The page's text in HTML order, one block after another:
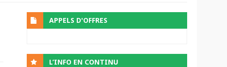
APPELS D'OFFRES
L’INFO EN CONTINU